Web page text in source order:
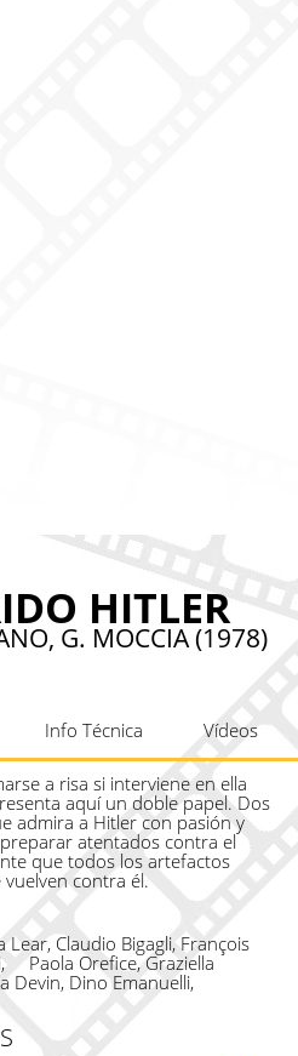
HITLER
G. MOCCIA (1978)
Info Técnica Vídeos
a risa si interviene en ella
aquí un doble papel. Dos
admira a Hitler con pasión y
atentados contra el
que todos los artefactos
contra él.
Claudio Bigagli, François
Paola Orefice, Graziella
Devin, Dino Emanuelli,